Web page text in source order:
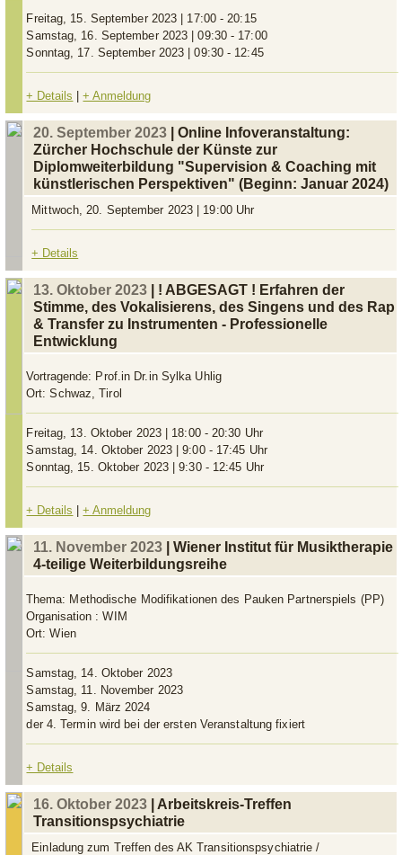
Freitag, 15. September 2023 | 17:00 - 20:15
Samstag, 16. September 2023 | 09:30 - 17:00
Sonntag, 17. September 2023 | 09:30 - 12:45
+ Details |+ Anmeldung
20. September 2023 | Online Infoveranstaltung:
Zürcher Hochschule der Künste zur
Diplomweiterbildung "Supervision & Coaching mit
künstlerischen Perspektiven" (Beginn: Januar 2024)
Mittwoch, 20. September 2023 | 19:00 Uhr
+ Details
13. Oktober 2023 | ! ABGESAGT ! Erfahren der
Stimme, des Vokalisierens, des Singens und des Rap
& Transfer zu Instrumenten - Professionelle
Entwicklung
Vortragende: Prof.in Dr.in Sylka Uhlig
Ort:Schwaz, Tirol
Freitag, 13. Oktober 2023 | 18:00 - 20:30 Uhr
Samstag, 14. Oktober 2023 | 9:00 - 17:45 Uhr
Sonntag, 15. Oktober 2023 | 9:30 - 12:45 Uhr
+ Details |+ Anmeldung
11. November 2023 | Wiener Institut für Musiktherapie
4-teilige Weiterbildungsreihe
Thema: Methodische Modifikationen des Pauken Partnerspiels (PP)
Organisation :WIM
Ort:Wien
Samstag, 14. Oktober 2023
Samstag, 11. November 2023
Samstag, 9. März 2024
der 4. Termin wird bei der ersten Veranstaltung fixiert
+ Details
16. Oktober 2023 | Arbeitskreis-Treffen
Transitionspsychiatrie
Einladung zum Treffen des AK Transitionspsychiatrie /